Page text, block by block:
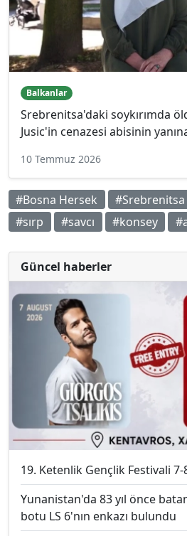
Balkanlar
Srebrenitsa'daki soykırımda
Jusic'in cenazesi abisinin
10 Temmuz 2026
#Bosna Hersek #Srebrenitsa
#sırp
#savcı #konsey
Güncel haberler
19. Ketenlik Gençlik Festivali
Yunanistan'da 83 yıl önce
botu LS 6'nın enkazı bulundu